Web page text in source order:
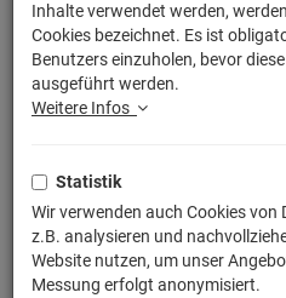
Inhalte verwendet werden,
Cookies bezeichnet. Es ist
Benutzers einzuholen, bevor
ausgeführt werden.
Weitere Infos
Statistik
Wir verwenden auch Cookies
z.B. analysieren und
Website nutzen, um unser
Messung erfolgt anonymisiert.